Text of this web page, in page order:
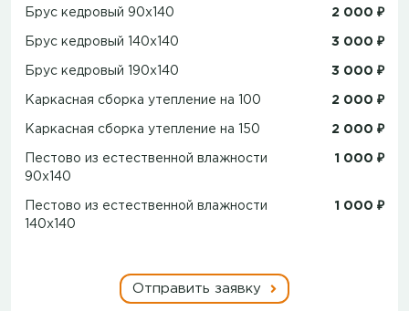
Брус кедровый 90x140 2 000 ₽
Брус кедровый 140x140 3 000 ₽
Брус кедровый 190x140 3 000 ₽
Каркасная сборка утепление на 100 2 000 ₽
Каркасная сборка утепление на 150 2 000 ₽
Пестово из естественной влажности
90х140
1 000 ₽
Пестово из естественной влажности
140х140
1 000 ₽
Отправить заявку